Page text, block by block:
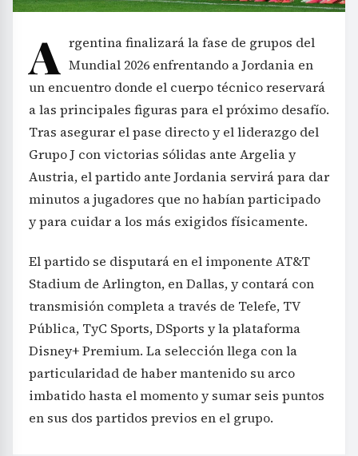
A rgentina finalizará la fase de grupos del
Mundial 2026 enfrentando a Jordania en
un encuentro donde el cuerpo técnico reservará
a las principales figuras para el próximo desafío.
Tras asegurar el pase directo y el liderazgo del
Grupo J con victorias sólidas ante Argelia y
Austria, el partido ante Jordania servirá para dar
minutos a jugadores que no habían participado
y para cuidar a los más exigidos físicamente.
El partido se disputará en el imponente AT&T
Stadium de Arlington, en Dallas, y contará con
transmisión completa a través de Telefe, TV
Pública, TyC Sports, DSports y la plataforma
Disney+ Premium. La selección llega con la
particularidad de haber mantenido su arco
imbatido hasta el momento y sumar seis puntos
en sus dos partidos previos en el grupo.